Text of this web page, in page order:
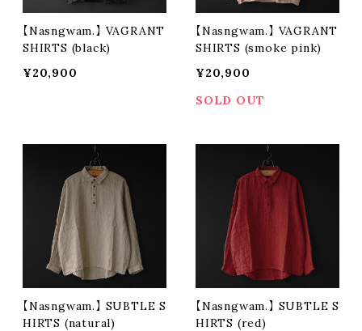
【Nasngwam.】 VAGRANT
SHIRTS (black)
¥20,900
【Nasngwam.】 VAGRANT
SHIRTS (smoke pink)
¥20,900
SOLD OUT
【Nasngwam.】 SUBTLE S
HIRTS (natural)
【Nasngwam.】 SUBTLE S
HIRTS (red)